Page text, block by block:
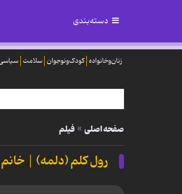
دسته‌بندی
زنان‌وخانواده کودک‌ونوجوان سلامت
صفحه اصلی فیلم
رول کلم (دلمه) | خانم